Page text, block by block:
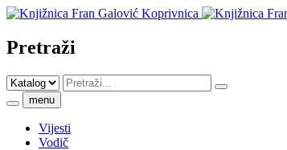
Pretraži
menu
Vijesti
Vodič